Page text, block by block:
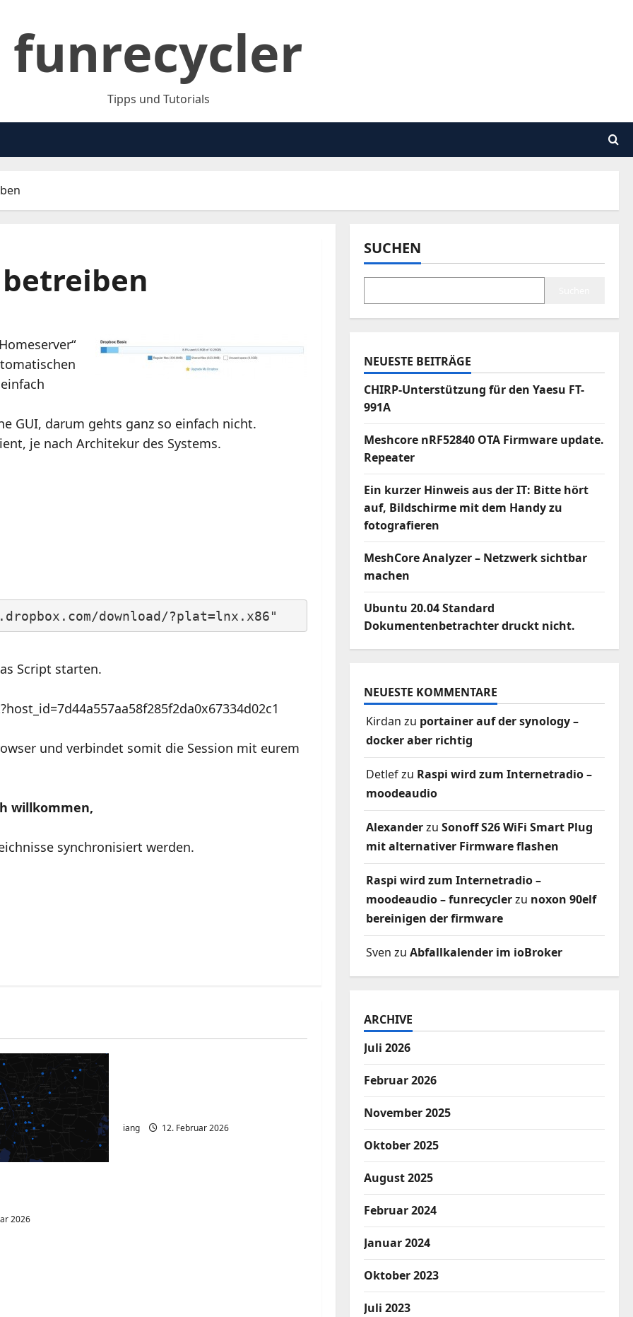
funrecycler
Tipps und Tutorials
GUI, darum gehts ganz so einfach nicht.
je nach Architekur des Systems.
download/?plat=lnx.x86"
Script starten.
und verbindet somit die Session mit eurem
willkommen,
synchronisiert werden.
2026
iang 12. Februar 2026
SUCHEN
NEUESTE BEITRÄGE
CHIRP-Unterstützung für den Yaesu FT-
991A
Meshcore nRF52840 OTA Firmware update.
Repeater
Ein kurzer Hinweis aus der IT: Bitte hört
auf, Bildschirme mit dem Handy zu
fotografieren
MeshCore Analyzer – Netzwerk sichtbar
machen
Ubuntu 20.04 Standard
Dokumentenbetrachter druckt nicht.
NEUESTE KOMMENTARE
Kirdan zu portainer auf der synology –
docker aber richtig
Detlefzu Raspi wird zum Internetradio –
moodeaudio
Alexanderzu Sonoff S26 WiFi Smart Plug
mit alternativer Firmware flashen
Raspi wird zum Internetradio –
moodeaudio – funrecyclerzu noxon 90elf
bereinigen der firmware
Sven zu Abfallkalender im ioBroker
ARCHIVE
Juli 2026
Februar 2026
November 2025
Oktober 2025
August 2025
Februar 2024
Januar 2024
Oktober 2023
Juli 2023